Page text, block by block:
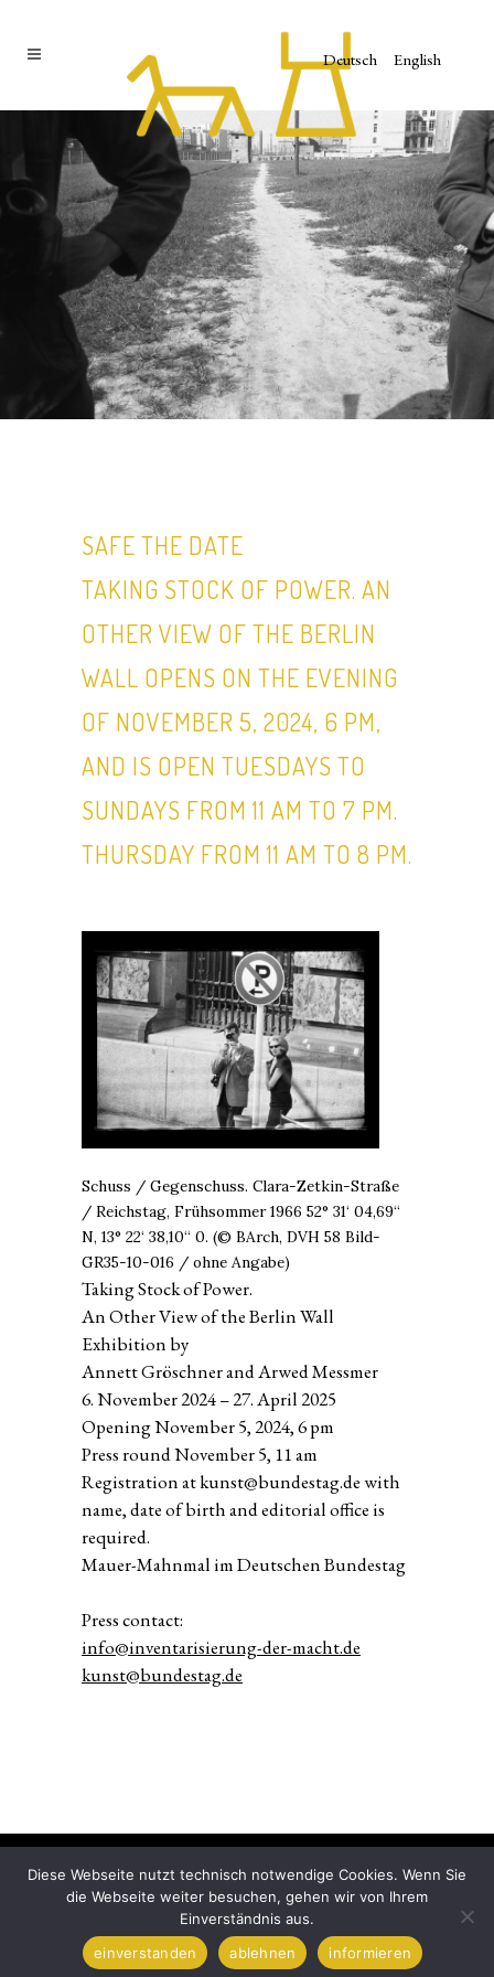
Deutsch English
SAFE THE DATE
TAKING STOCK OF POWER. AN
OTHER VIEW OF THE BERLIN
WALL OPENS ON THE EVENING
OF NOVEMBER 5, 2024, 6 PM,
AND IS OPEN TUESDAYS TO
SUNDAYS FROM 11 AM TO 7 PM.
THURSDAY FROM 11 AM TO 8 PM.
Schuss / Gegenschuss. Clara-Zetkin-Straße
/ Reichstag, Frühsommer 1966 52° 31‘ 04,69“
N, 13° 22‘ 38,10“ 0. (© BArch, DVH 58 Bild-
GR35-10-016 / ohne Angabe)
Taking Stock of Power.
An Other View of the Berlin Wall
Exhibition by
Annett Gröschner and Arwed Messmer
6. November 2024 – 27. April 2025
Opening November 5, 2024, 6 pm
Press round November 5, 11 am
Registration at kunst@bundestag.de with
name, date of birth and editorial office is
required.
Mauer-Mahnmal im Deutschen Bundestag
Press contact:
info@inventarisierung-der-macht.de
kunst@bundestag.de
© 2016 – 2025 Gröschner Messmer GbR
Impressumund Datenschutzerklärung
Diese Webseite nutzt technisch notwendige Cookies. Wenn Sie
die Webseite weiter besuchen, gehen wir von Ihrem
Einverständnis aus.
einverstanden
ablehnen informieren